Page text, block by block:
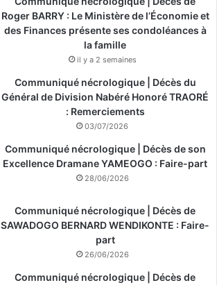
Roger BARRY : Le Ministère de l’Économie et
des Finances présente ses condoléances à
la famille
il y a 2 semaines
Communiqué nécrologique | Décès du
Général de Division Nabéré Honoré TRAORÉ
: Remerciements
03/07/2026
Communiqué nécrologique | Décès de son
Excellence Dramane YAMEOGO : Faire-part
28/06/2026
Communiqué nécrologique | Décès de
SAWADOGO BERNARD WENDIKONTE : Faire-
part
26/06/2026
Communiqué nécrologique | Décès de